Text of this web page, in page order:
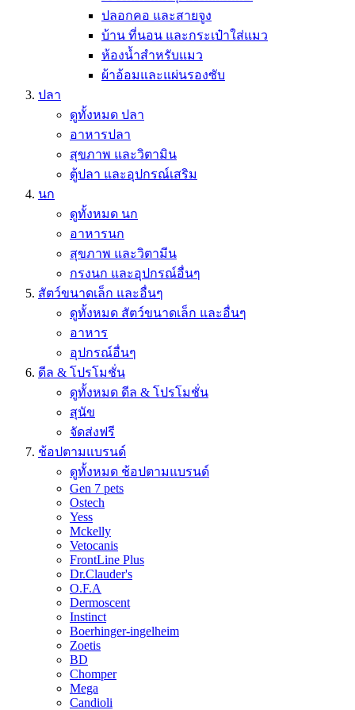
ปลอกคอ และสายจูง
บ้าน ที่นอน และกระเป๋าใส่แมว
ห้องน้ำสำหรับแมว
ผ้าอ้อมและแผ่นรองซับ
ปลา
ดูทั้งหมด ปลา
อาหารปลา
สุขภาพ และวิตามิน
ตู้ปลา และอุปกรณ์เสริม
นก
ดูทั้งหมด นก
อาหารนก
สุขภาพ และวิตามีน
กรงนก และอุปกรณ์อื่นๆ
สัตว์ขนาดเล็ก และอื่นๆ
ดูทั้งหมด สัตว์ขนาดเล็ก และอื่นๆ
อาหาร
อุปกรณ์อื่นๆ
ดีล & โปรโมชั่น
ดูทั้งหมด ดีล & โปรโมชั่น
สุนัข
จัดส่งฟรี
ช้อปตามแบรนด์
ดูทั้งหมด ช้อปตามแบรนด์
Gen 7 pets
Ostech
Yess
Mckelly
Vetocanis
FrontLine Plus
Dr.Clauder's
O.F.A
Dermoscent
Instinct
Boerhinger-ingelheim
Zoetis
BD
Chomper
Mega
Candioli